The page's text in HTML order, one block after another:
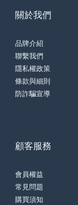
關於我們
品牌介紹
聯繫我們
隱私權政策
條款與細則
防詐騙宣導
顧客服務
會員權益
常見問題
購買須知